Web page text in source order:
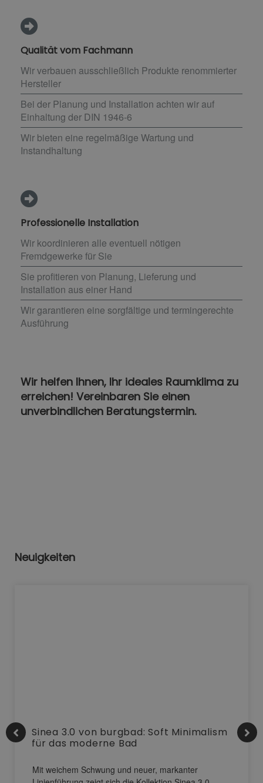
Qualität vom Fachmann
Wir verbauen ausschließlich Produkte renommierter
Hersteller
Bei der Planung und Installation achten wir auf
Einhaltung der DIN 1946-6
Wir bieten eine regelmäßige Wartung und
Instandhaltung
Professionelle Installation
Wir koordinieren alle eventuell nötigen
Fremdgewerke für Sie
Sie profitieren von Planung, Lieferung und
Installation aus einer Hand
Wir garantieren eine sorgfältige und termingerechte
Ausführung
Wir helfen Ihnen, Ihr ideales Raumklima zu
erreichen! Vereinbaren Sie einen
unverbindlichen Beratungstermin.
Neuigkeiten
Sinea 3.0 von burgbad: Soft Minimalism
für das moderne Bad
Mit weichem Schwung und neuer, markanter